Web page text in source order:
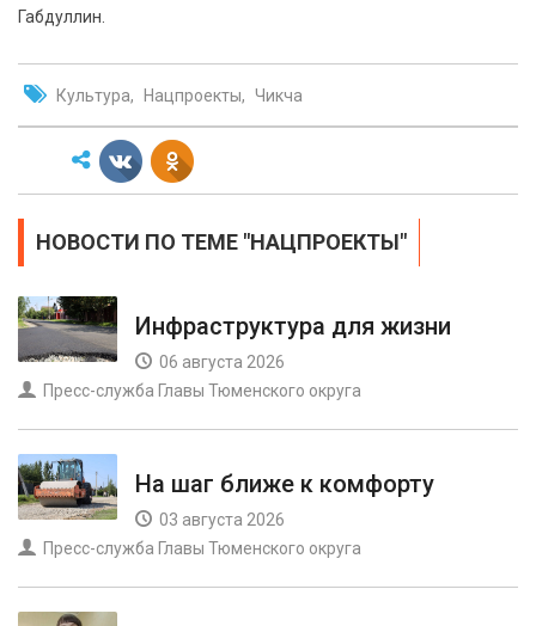
Габдуллин.
Культура Нацпроекты Чикча
НОВОСТИ ПО ТЕМЕ "НАЦПРОЕКТЫ"
Инфраструктура для жизни
06 августа 2026
Пресс-служба Главы Тюменского округа
На шаг ближе к комфорту
03 августа 2026
Пресс-служба Главы Тюменского округа